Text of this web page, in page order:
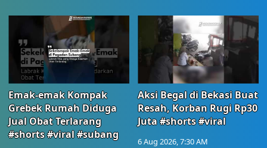
Emak-emak Kompak
Grebek Rumah Diduga
Jual Obat Terlarang
#shorts #viral #subang
Aksi Begal di Bekasi Buat
Resah, Korban Rugi Rp30
Juta #shorts #viral
6 Aug 2026, 7:30 AM